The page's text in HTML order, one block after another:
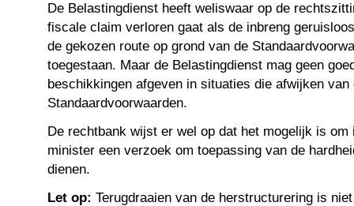
De Belastingdienst heeft weliswaar op de
fiscale claim verloren gaat als de inbreng
de gekozen route op grond van de
toegestaan. Maar de Belastingdienst mag geen
beschikkingen afgeven in situaties die afwijken van
Standaardvoorwaarden.
De rechtbank wijst er wel op dat het mogelijk is om
minister een verzoek om toepassing van de
dienen.
Let op: Terugdraaien van de herstructurering is